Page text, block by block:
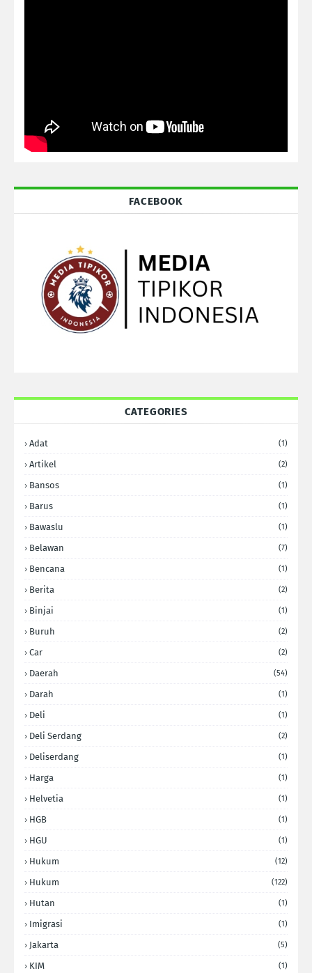
FACEBOOK
CATEGORIES
Adat (1)
Artikel (2)
Bansos (1)
Barus (1)
Bawaslu (1)
Belawan (7)
Bencana (1)
Berita (2)
Binjai (1)
Buruh (2)
Car (2)
Daerah (54)
Darah (1)
Deli (1)
Deli Serdang (2)
Deliserdang (1)
Harga (1)
Helvetia (1)
HGB (1)
HGU (1)
Hukum (12)
Hukum (122)
Hutan (1)
Imigrasi (1)
Jakarta (5)
KIM (1)